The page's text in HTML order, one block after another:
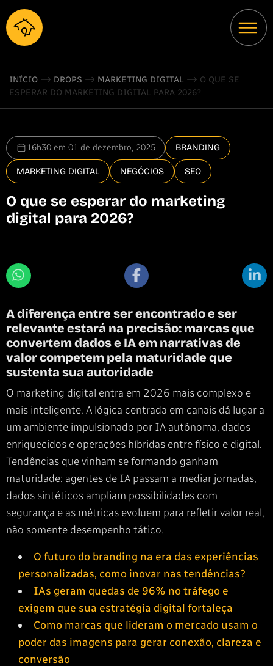
INÍCIO DROPS MARKETING DIGITAL
O QUE SE
ESPERAR DO MARKETING DIGITAL PARA 2026?
16h30 em 01 de dezembro, 2025 BRANDING
MARKETING DIGITAL NEGÓCIOS SEO
O que se esperar do marketing
digital para 2026?
A diferença entre ser encontrado e ser
relevante estará na precisão: marcas que
convertem dados e IA em narrativas de
valor competem pela maturidade que
sustenta sua autoridade
O marketing digital entra em 2026 mais complexo e
mais inteligente. A lógica centrada em canais dá lugar a
um ambiente impulsionado por IA autônoma, dados
enriquecidos e operações híbridas entre físico e digital.
Tendências que vinham se formando ganham
maturidade: agentes de IA passam a mediar jornadas,
dados sintéticos ampliam possibilidades com
segurança e as métricas evoluem para refletir valor real,
não somente desempenho tático.
O futuro do branding na era das experiências
personalizadas, como inovar nas tendências?
IAs geram quedas de 96% no tráfego e
exigem que sua estratégia digital fortaleça
Como marcas que lideram o mercado usam o
poder das imagens para gerar conexão, clareza e
conversão